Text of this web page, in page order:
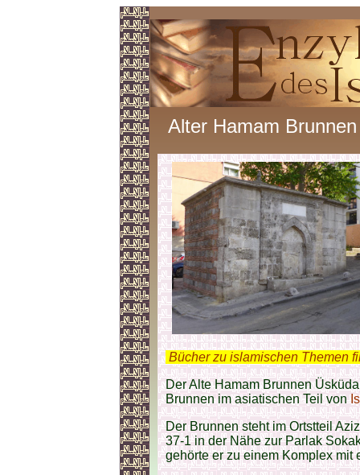
Alter Hamam Brunnen
Bücher zu islamischen Themen
Der Alte Hamam Brunnen
Brunnen im asiatischen Teil von
Der Brunnen steht im Ortstteil
37-1 in der Nähe zur Parlak
gehörte er zu einem Komplex mit